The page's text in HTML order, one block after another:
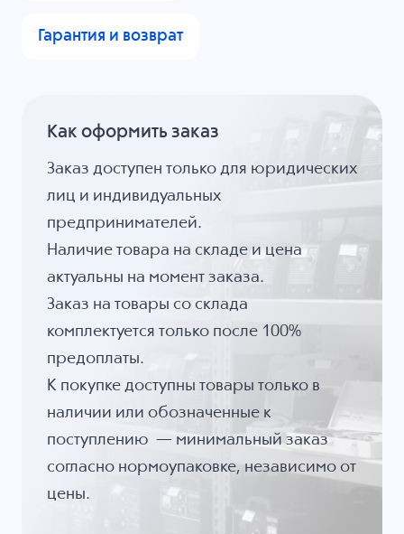
Гарантия и возврат
Как оформить заказ
Заказ доступен только для юридических
лиц и индивидуальных
предпринимателей.
Наличие товара на складе и цена
актуальны на момент заказа.
Заказ на товары со склада
комплектуется только после 100%
предоплаты.
К покупке доступны товары только в
наличии или обозначенные к
поступлению — минимальный заказ
согласно нормоупаковке, независимо от
цены.